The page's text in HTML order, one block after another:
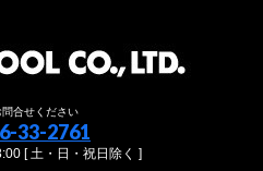
合せください
33-2761
[ 土・日・祝日除く ]